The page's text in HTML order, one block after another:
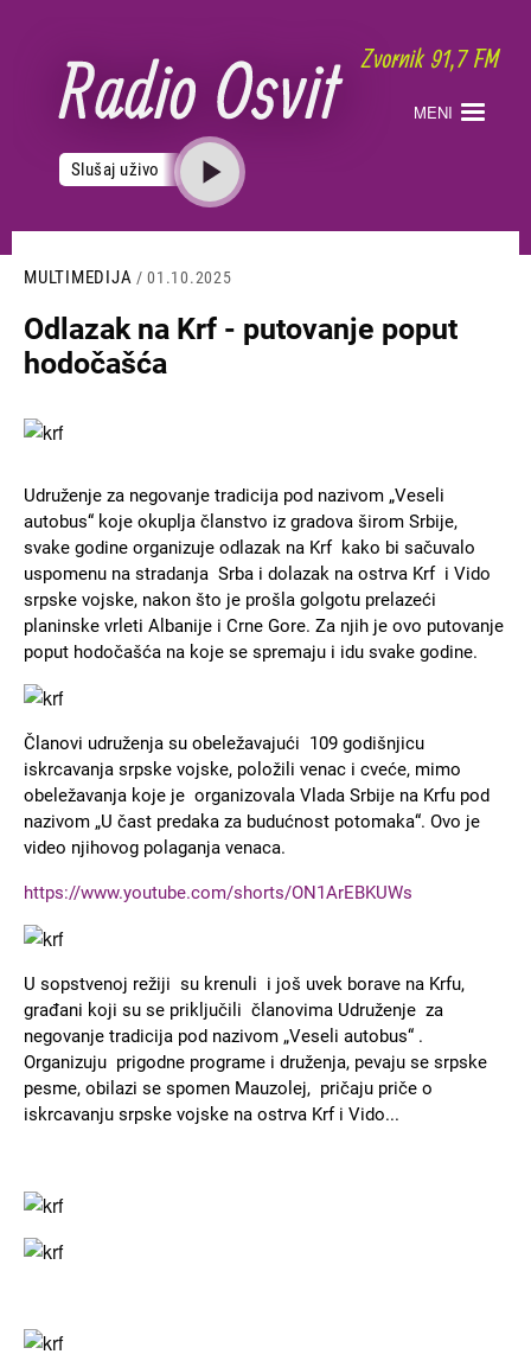
sadržaj
MENI
Slušaj uživo
MULTIMEDIJA / 01.10.2025
Odlazak na Krf - putovanje poput
hodočašća
Slika
Udruženje za negovanje tradicija pod nazivom „Veseli
autobus“ koje okuplja članstvo iz gradova širom Srbije,
svake godine organizuje odlazak na Krf kako bi sačuvalo
uspomenu na stradanja Srba i dolazak na ostrva Krf i Vido
srpske vojske, nakon što je prošla golgotu prelazeći
planinske vrleti Albanije i Crne Gore. Za njih je ovo putovanje
poput hodočašća na koje se spremaju i idu svake godine.
Slika
Članovi udruženja su obeležavajući 109 godišnjicu
iskrcavanja srpske vojske, položili venac i cveće, mimo
obeležavanja koje je organizovala Vlada Srbije na Krfu pod
nazivom „U čast predaka za budućnost potomaka“. Ovo je
video njihovog polaganja venaca.
https://www.youtube.com/shorts/ON1ArEBKUWs
Slika
U sopstvenoj režiji su krenuli i još uvek borave na Krfu,
građani koji su se priključili članovima Udruženje za
negovanje tradicija pod nazivom „Veseli autobus“ .
Organizuju prigodne programe i druženja, pevaju se srpske
pesme, obilazi se spomen Mauzolej, pričaju priče o
iskrcavanju srpske vojske na ostrva Krf i Vido...
Slika
Slika
Slika